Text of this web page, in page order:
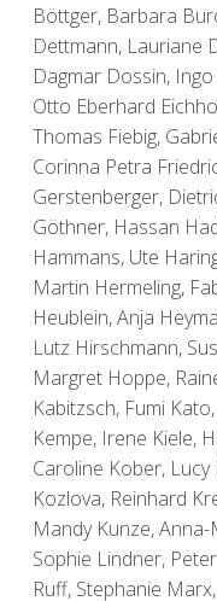
Böttger, Barbara
Dettmann, Lauriane
Dagmar Dossin,
Otto Eberhard
Thomas Fiebig,
Corinna Petra
Gerstenberger,
Göthner, Hassan
Hammans, Ute
Martin Hermeling,
Heublein, Anja
Lutz Hirschmann,
Margret Hoppe,
Kabitzsch, Fumi
Kempe, Irene Kiele,
Caroline Kober,
Kozlova, Reinhard
Mandy Kunze,
Sophie Lindner,
Ruff, Stephanie